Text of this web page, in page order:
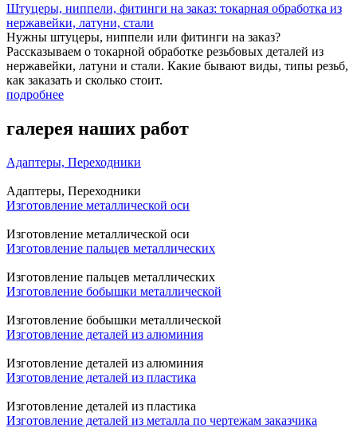
Штуцеры, ниппели, фитинги на заказ: токарная обработка из
нержавейки, латуни, стали
Нужны штуцеры, ниппели или фитинги на заказ?
Рассказываем о токарной обработке резьбовых деталей из
нержавейки, латуни и стали. Какие бывают виды, типы резьб,
как заказать и сколько стоит.
подробнее
галерея наших работ
Адаптеры, Переходники
Адаптеры, Переходники
Изготовление металлической оси
Изготовление металлической оси
Изготовление пальцев металлических
Изготовление пальцев металлических
Изготовление бобышки металлической
Изготовление бобышки металлической
Изготовление деталей из алюминия
Изготовление деталей из алюминия
Изготовление деталей из пластика
Изготовление деталей из пластика
Изготовление деталей из металла по чертежам заказчика